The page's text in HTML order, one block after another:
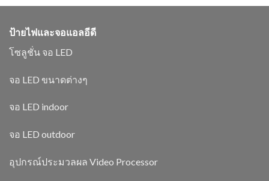
ป้ายไฟและจอแอลอีดี
โซลูชั่น จอ LED
จอ LED ขนาดต่างๆ
จอ LED indoor
จอ LED outdoor
อุปกรณ์ประมวลผล Video Processor